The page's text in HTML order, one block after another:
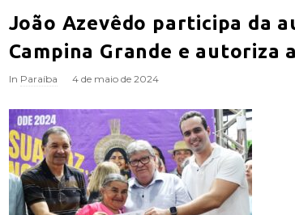
u
e
i
r
o
João Azevêdo participa da
Campina Grande e autoriza
In Paraíba 4 de maio de 2024